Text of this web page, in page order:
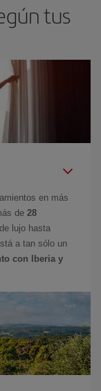
tus
en más
de 28
lujo hasta
a tan sólo un
con Iberia y